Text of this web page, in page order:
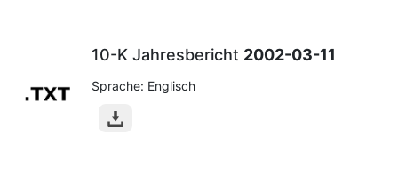
10-K Jahresbericht 2002-03-11
Sprache: Englisch